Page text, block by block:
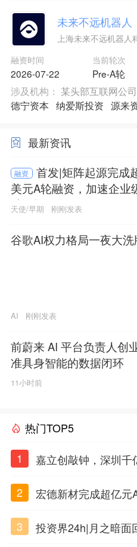
未来不远机器人
上海未来不远机器人
融资时间
2026-07-22
当前轮次
Pre-A轮
涉及机构： 某头部互联网公司
德宁资本 纳爱斯投资 源来
最新资讯
融资
首发|矩阵起源完成
美元A轮融资，加速企业
础设施研发
天使/早期 刚刚发表
谷歌AI权力格局一夜大洗
AI 刚刚发表
前蔚来 AI 平台负责人创
准具身智能的数据闭环
11小时前
热门TOP5
1 嘉立创敲钟，深圳千
2
宏德新材完成超亿元
3
投资界24h|月之暗面